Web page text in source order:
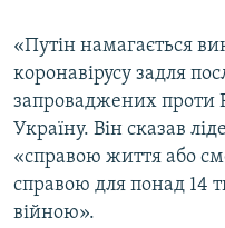
«Путін намагається
коронавірусу задля
запроваджених проти
Україну. Він сказав
«справою життя або
справою для понад 14
війною».